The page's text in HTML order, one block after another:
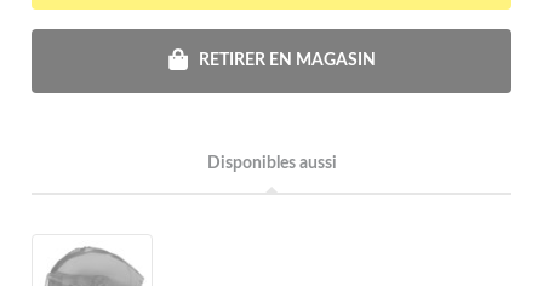
RETIRER EN MAGASIN
Disponibles aussi